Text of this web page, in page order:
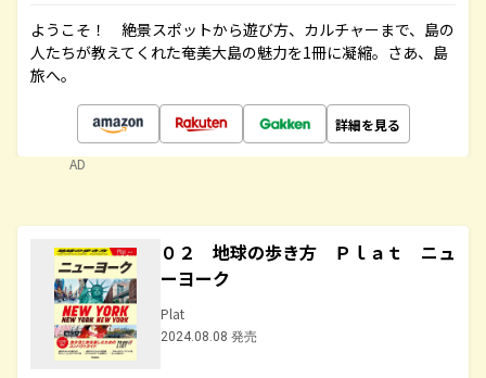
ようこそ！ 絶景スポットから遊び方、カルチャーまで、島の
人たちが教えてくれた奄美大島の魅力を1冊に凝縮。さあ、島
旅へ。
詳細を見る
AD
０２ 地球の歩き方 Ｐｌａｔ ニュ
ーヨーク
Plat
2024.08.08 発売